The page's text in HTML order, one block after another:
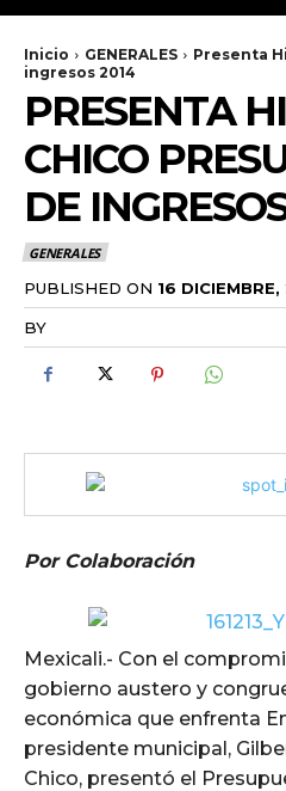
Inicio GENERALES
Presenta
ingresos 2014
PRESENTA
CHICO
DE
GENERALES
PUBLISHED ON 16 DICIEMBRE,
BY
Por Colaboración
Mexicali.- Con el
gobierno austero y
económica que enfrenta
presidente municipal,
Chico, presentó el